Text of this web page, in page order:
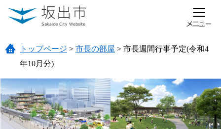
ページの先頭です。
メニューを飛ばして本文へ
トップページ > 市長の部屋 > 市長週間行事予定(令和4
年10月分)